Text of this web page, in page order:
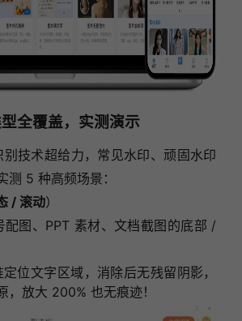
全覆盖，实测演示
技术超给力，常见水印、顽固水印
测 5 种高频场景：
/ 滚动）
图、PPT 素材、文档截图的底部 /
位文字区域，消除后无残留阴影，
，放大 200% 也无痕迹！